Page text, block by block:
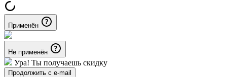
Применён
Не применён
Ура! Ты получаешь скидку
Продолжить с e-mail